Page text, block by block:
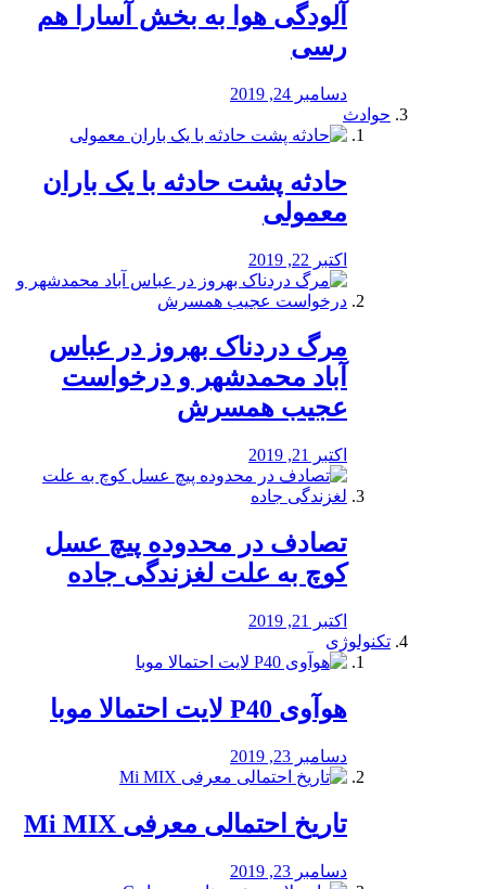
آلودگی هوا به بخش آسارا هم
رسی
دسامبر 24, 2019
حوادث
️حادثه پشت حادثه با یک باران
معمولی
اکتبر 22, 2019
مرگ دردناک بهروز در عباس
آباد محمدشهر و درخواست
عجیب همسرش
اکتبر 21, 2019
تصادف در محدوده پیچ عسل
کوچ به علت لغزندگی جاده
اکتبر 21, 2019
تکنولوژی
هوآوی P40 لایت احتمالا موبا
دسامبر 23, 2019
تاریخ احتمالی معرفی Mi MIX
دسامبر 23, 2019